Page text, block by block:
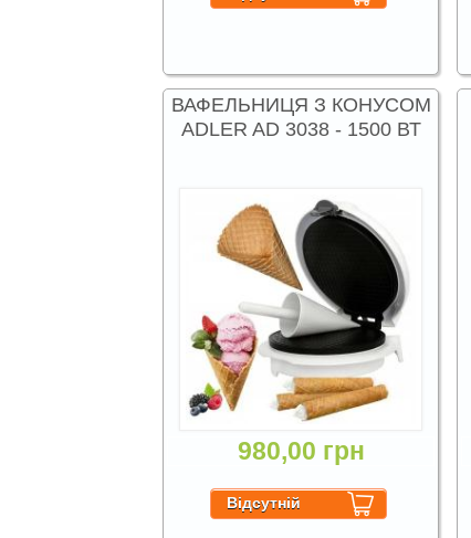
ВАФЕЛЬНИЦЯ З КОНУСОМ
ADLER AD 3038 - 1500 ВТ
980,00 грн